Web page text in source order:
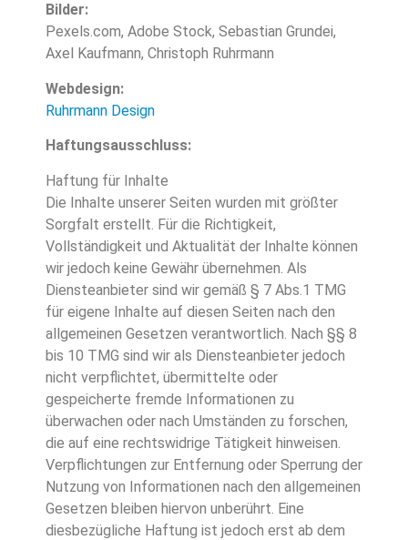
Bilder:
Pexels.com, Adobe Stock, Sebastian Grundei,
Axel Kaufmann, Christoph Ruhrmann
Webdesign:
Ruhrmann Design
Haftungsausschluss:
Haftung für Inhalte
Die Inhalte unserer Seiten wurden mit größter
Sorgfalt erstellt. Für die Richtigkeit,
Vollständigkeit und Aktualität der Inhalte können
wir jedoch keine Gewähr übernehmen. Als
Diensteanbieter sind wir gemäß § 7 Abs.1 TMG
für eigene Inhalte auf diesen Seiten nach den
allgemeinen Gesetzen verantwortlich. Nach §§ 8
bis 10 TMG sind wir als Diensteanbieter jedoch
nicht verpflichtet, übermittelte oder
gespeicherte fremde Informationen zu
überwachen oder nach Umständen zu forschen,
die auf eine rechtswidrige Tätigkeit hinweisen.
Verpflichtungen zur Entfernung oder Sperrung der
Nutzung von Informationen nach den allgemeinen
Gesetzen bleiben hiervon unberührt. Eine
diesbezügliche Haftung ist jedoch erst ab dem